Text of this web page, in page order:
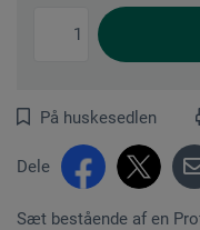
På huskesedlen
Dele
Sæt bestående af en